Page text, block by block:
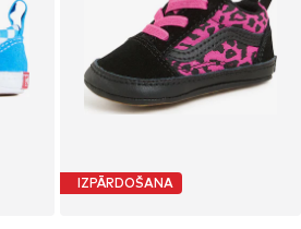
IZPĀRDOŠANA